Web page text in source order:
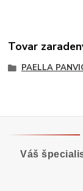
Tovar
PAELLA
Váš